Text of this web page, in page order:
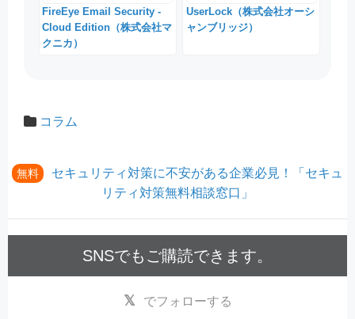
FireEye Email Security -
Cloud Edition（株式会社マ
クニカ）
UserLock（株式会社オーシ
ャンブリッジ）
コラム
無料
セキュリティ対策に不安がある企業必見！「セキュ
リティ対策無料相談窓口」
SNSでもご購読できます。
でフォローする